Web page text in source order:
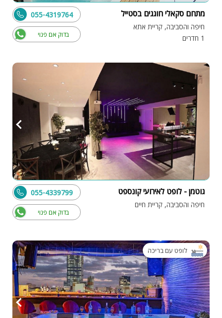
מתחם סקאלי חוגגים בסטייל
חיפה והסביבה, קריית אתא
1 חדרים
בדוק אם פנוי
055-4319764
גוטמן - לופט לאירועי קונספט
חיפה והסביבה, קריית חיים
בדוק אם פנוי
055-4339799
לופט עם בריכה